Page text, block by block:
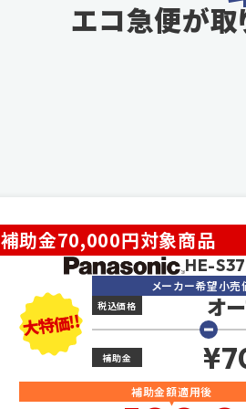
エコ急便が取
補助金70,000円対象商品
HE-
大特価!!
メーカー希望小売
税込価格 オ
補助金
補助金額適用後